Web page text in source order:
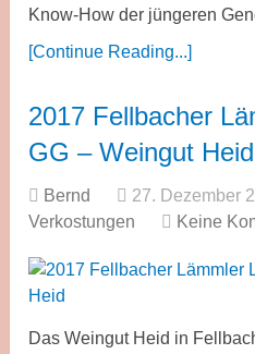
Know-How der jüngeren
[Continue Reading...]
2017 Fellbacher
GG – Weingut Heid
Bernd 27. Dezember
Verkostungen
Keine
Das Weingut Heid in